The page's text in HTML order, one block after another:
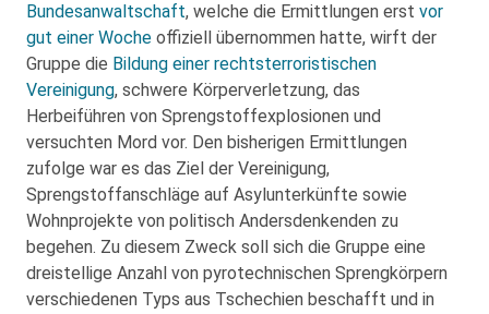
Bundesanwaltschaft, welche die Ermittlungen erst vor
gut einer Woche offiziell übernommen hatte, wirft der
Gruppe die Bildung einer rechtsterroristischen
Vereinigung, schwere Körperverletzung, das
Herbeiführen von Sprengstoffexplosionen und
versuchten Mord vor. Den bisherigen Ermittlungen
zufolge war es das Ziel der Vereinigung,
Sprengstoffanschläge auf Asylunterkünfte sowie
Wohnprojekte von politisch Andersdenkenden zu
begehen. Zu diesem Zweck soll sich die Gruppe eine
dreistellige Anzahl von pyrotechnischen Sprengkörpern
verschiedenen Typs aus Tschechien beschafft und in